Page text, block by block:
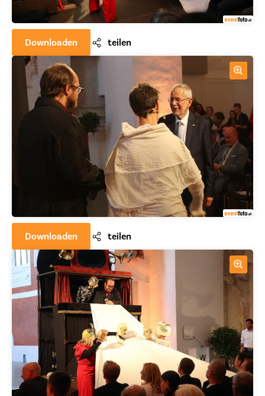
Downloaden teilen
Downloaden teilen